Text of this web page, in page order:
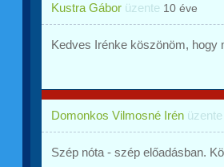
Kustra Gábor üzente 10 éve
Kedves Irénke köszönöm, hogy
Domonkos Vilmosné Irén
Szép nóta - szép előadásban.